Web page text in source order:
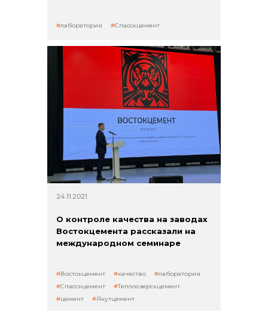
лаборатория Спасскцемент
24.11.2021
О контроле качества на заводах
Востокцемента рассказали на
международном семинаре
Востокцемент качество
лаборатория
Спасскцемент
Теплоозерскцемент
цемент
Якутцемент